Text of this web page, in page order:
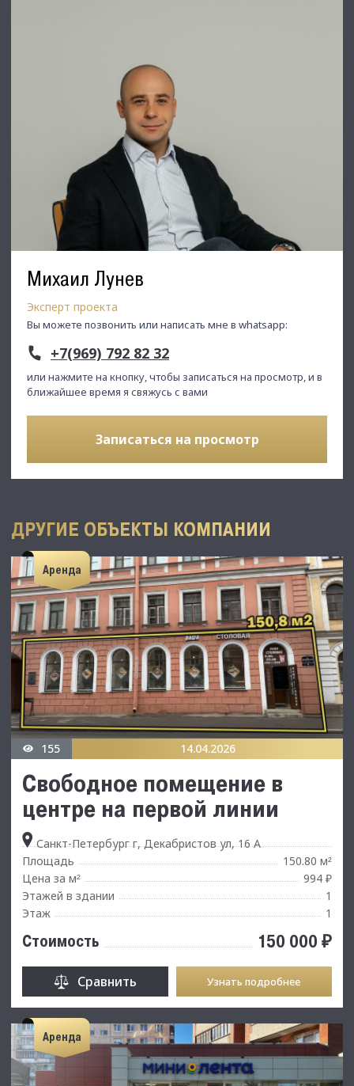
Михаил Лунев
Эксперт проекта
Вы можете позвонить или написать мне в whatsapp:
+7(969) 792 82 32
или нажмите на кнопку, чтобы записаться на просмотр, и в
ближайшее время я свяжусь с вами
Записаться на просмотр
ДРУГИЕ ОБЪЕКТЫ КОМПАНИИ
Аренда
155 14.04.2026
Свободное помещение в
центре на первой линии
Санкт-Петербург г, Декабристов ул, 16 А
Площадь
150.80 м²
Цена за м²
994 ₽
Этажей в здании
1
Этаж
1
Стоимость 150 000 ₽
Сравнить Узнать подробнее
Аренда